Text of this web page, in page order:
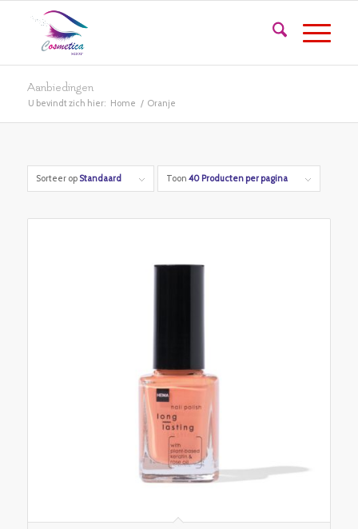
Aanbiedingen
U bevindt zich hier: Home / Oranje
Sorteer op Standaard Toon 40 Producten per pagina